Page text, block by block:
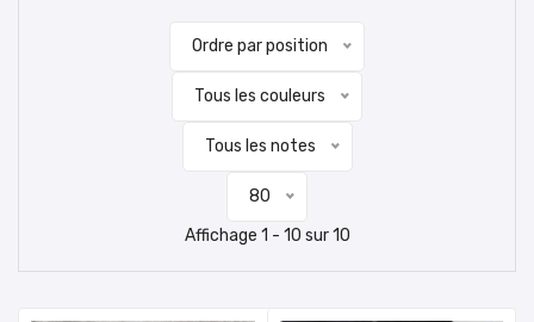
Ordre par position
Tous les couleurs
Tous les notes
80
Affichage 1 - 10 sur 10